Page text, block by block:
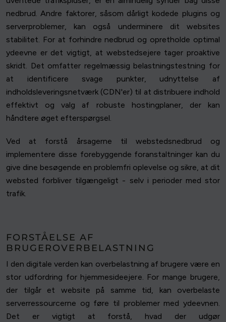
nedbrud. Andre faktorer, såsom dårligt kodede plugins og
serverproblemer, kan også underminere dit websites
stabilitet. For at forhindre nedbrud og opretholde optimal
ydeevne er det vigtigt, at webstedsejere tager proaktive
skridt. Det omfatter regelmæssig belastningstestning for
at identificere svage punkter, udnyttelse af
indholdsleveringsnetværk (CDN'er) til at distribuere indhold
effektivt og valg af robuste hostingplaner, der kan
håndtere øget efterspørgsel.
Ved at forstå årsagerne til webstedsnedbrud og
implementere disse forebyggende foranstaltninger kan du
give dine besøgende en problemfri oplevelse og sikre, at dit
websted forbliver tilgængeligt - selv i perioder med stor
trafik.
FORSTÅELSE AF
BRUGEROVERBELASTNING
I den digitale verden kan overbelastning af brugere være en
stor udfordring for hjemmesideejere. For mange brugere,
der tilgår et website på samme tid, kan overbelaste
serverressourcerne og føre til problemer med ydeevnen.
Det er vigtigt at forstå, hvad der udgør